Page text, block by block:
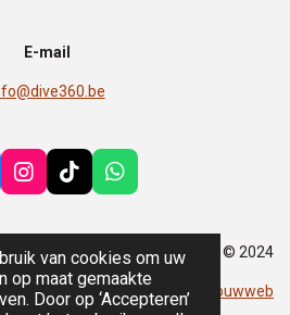
van cookies om uw
op maat gemaakte
Door op ‘Accepteren’
E-mail
I
n
a
g
r
T
i
o
k
W
h
s
A
p
© 2024
Powered by Jouwweb